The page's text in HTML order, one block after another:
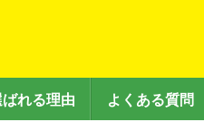
ばれる理由 よくある質問